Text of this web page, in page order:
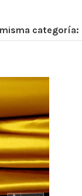
categoría: